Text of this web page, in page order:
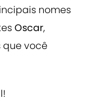
nomes
Oscar,
que você